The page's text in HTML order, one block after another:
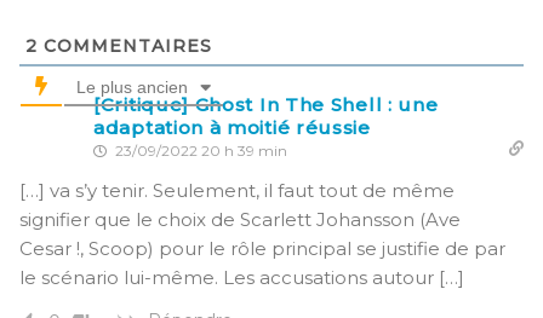
2 COMMENTAIRES
Le plus ancien
[Critique] Ghost In The Shell : une
adaptation à moitié réussie
23/09/2022 20 h 39 min
[…] va s’y tenir. Seulement, il faut tout de même
signifier que le choix de Scarlett Johansson (Ave
Cesar !, Scoop) pour le rôle principal se justifie de par
le scénario lui-même. Les accusations autour […]